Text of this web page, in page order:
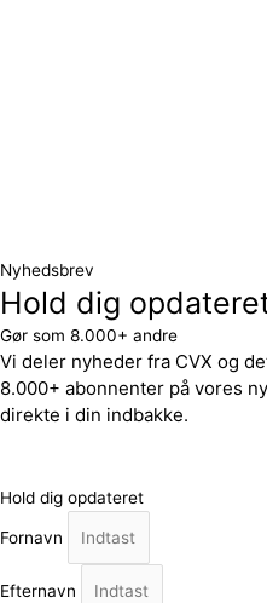
Nyhedsbrev
Hold dig
Gør som 8.000+ andre
Vi deler nyheder fra CVX og
8.000+ abonnenter på vores
direkte i din indbakke.
Hold dig opdateret
Fornavn
Efternavn